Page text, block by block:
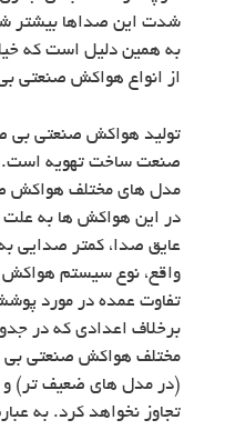
شدت این صداها بیشتر
به همین دلیل است که
از انواع هواکش صنعتی
تولید هواکش صنعتی
صنعت ساخت تهویه است.
مدل های مختلف هواکش
در این هواکش ها به
عایق صدا،‌ کمتر صدایی
واقع، نوع سیستم هواکش
تفاوت عمده در مورد
برخلاف اعدادی که در
تجاوز نخواهد کرد. به